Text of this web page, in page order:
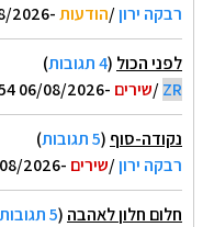
רבקה ירון/הודעות-06/08/2026 12:16
לפני הכול (4 תגובות
)
ZR
/שירים -06/08/2026 10:54
נקודה-סוף (5 תגובות
)
רבקה ירון/שירים -06/08/2026 10:45
חלום חלון לאהבה (5 תגובות